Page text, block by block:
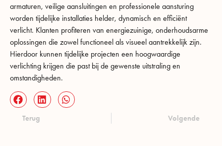
armaturen, veilige aansluitingen en professionele aansturing
worden tijdelijke installaties helder, dynamisch en efficiënt
verlicht. Klanten profiteren van energiezuinige, onderhoudsarme
oplossingen die zowel functioneel als visueel aantrekkelijk zijn.
Hierdoor kunnen tijdelijke projecten een hoogwaardige
verlichting krijgen die past bij de gewenste uitstraling en
omstandigheden.
Terug Volgende